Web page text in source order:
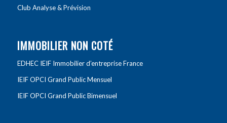
Club Analyse & Prévision
IMMOBILIER NON COTÉ
EDHEC IEIF Immobilier d’entreprise France
IEIF OPCI Grand Public Mensuel
IEIF OPCI Grand Public Bimensuel